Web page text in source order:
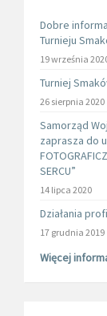
Dobre
Turnieju
19 września
Turniej
26 sierpnia 2020
Samorząd
zaprasza do
SERCU”
14 lipca 2020
Działania
17 grudnia 2019
Więcej